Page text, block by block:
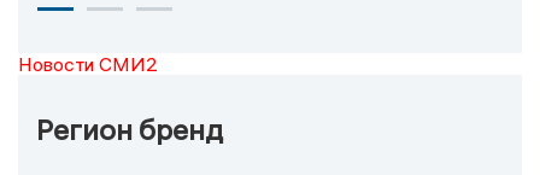
Новости СМИ2
Регион бренд